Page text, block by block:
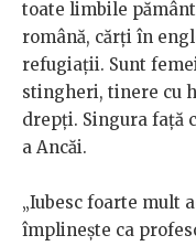
toate limbile
română, cărți în
refugiații. Sunt
stingheri, tinere cu
drepți. Singura față
a Ancăi.
„Iubesc foarte mult
împlinește ca